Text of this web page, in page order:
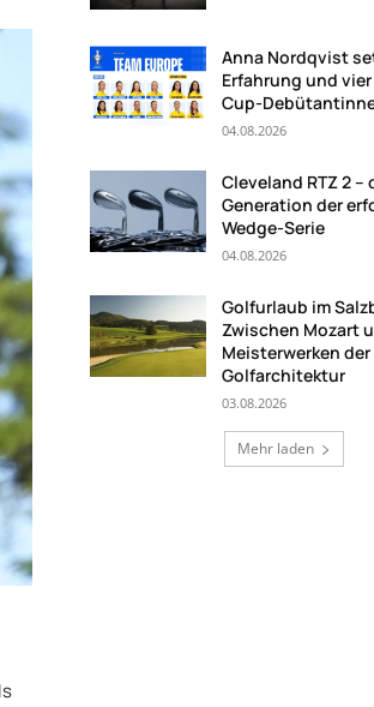
Anna Nordqvist
Erfahrung und
Cup-
04.08.2026
Cleveland RTZ 2 –
Generation der
Wedge-Serie
04.08.2026
Golfurlaub im
Zwischen Mozart
Meisterwerken der
Golfarchitektur
03.08.2026
Mehr laden